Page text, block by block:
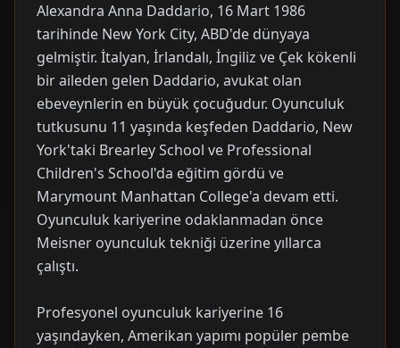
Alexandra Anna Daddario, 16 Mart 1986
tarihinde New York City, ABD'de dünyaya
gelmiştir. İtalyan, İrlandalı, İngiliz ve Çek kökenli
bir aileden gelen Daddario, avukat olan
ebeveynlerin en büyük çocuğudur. Oyunculuk
tutkusunu 11 yaşında keşfeden Daddario, New
York'taki Brearley School ve Professional
Children's School'da eğitim gördü ve
Marymount Manhattan College'a devam etti.
Oyunculuk kariyerine odaklanmadan önce
Meisner oyunculuk tekniği üzerine yıllarca
çalıştı.
Profesyonel oyunculuk kariyerine 16
yaşındayken, Amerikan yapımı popüler pembe